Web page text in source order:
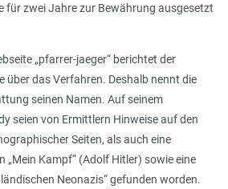
für zwei Jahre zur Bewährung ausgesetzt
„pfarrer-jaeger“ berichtet der
über das Verfahren. Deshalb nennt die
seinen Namen. Auf seinem
seien von Ermittlern Hinweise auf den
Seiten, als auch eine
„Mein Kampf“ (Adolf Hitler) sowie eine
Neonazis“ gefunden worden.